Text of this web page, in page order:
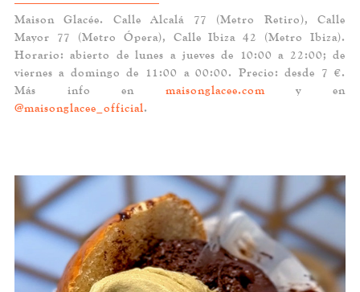
Maison Glacée. Calle Alcalá 77 (Metro Retiro), Calle
Mayor 77 (Metro Ópera), Calle Ibiza 42 (Metro Ibiza).
Horario: abierto de lunes a jueves de 10:00 a 22:00; de
viernes a domingo de 11:00 a 00:00. Precio: desde 7 €.
Más info en maisonglacee.comy en
@maisonglacee_official.